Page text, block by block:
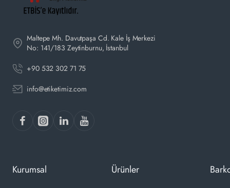
Maltepe Mh. Davutpaşa Cd. Kale İş Merkezi
No: 141/183 Zeytinburnu, İstanbul
+90 532 302 71 75
info@etiketimiz.com
Kurumsal Ürünler